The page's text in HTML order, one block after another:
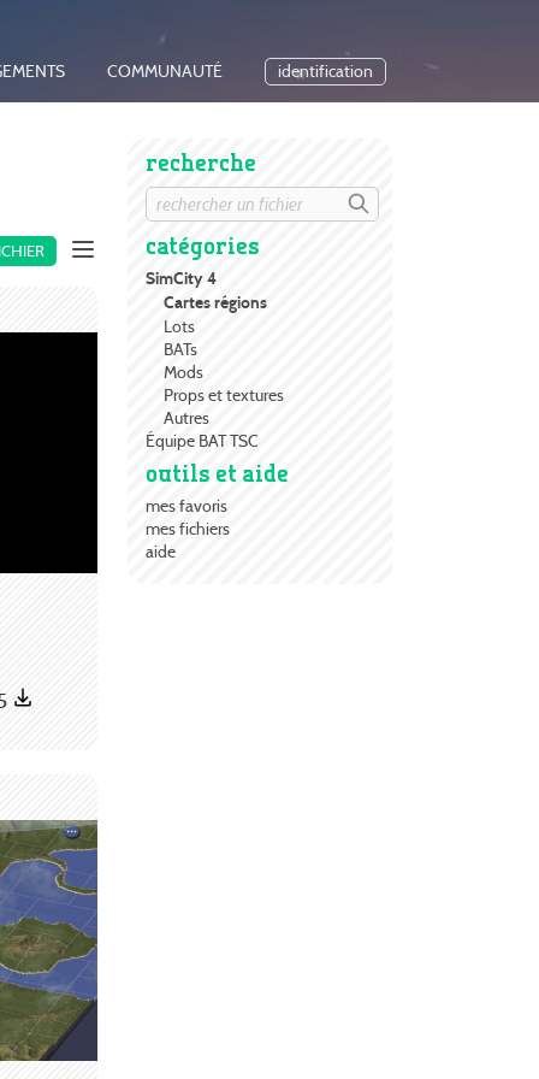
COMMUNAUTÉ identification
recherche
catégories
SimCity 4
Cartes régions
Lots
BATs
Mods
Props et textures
Autres
Équipe BAT TSC
outils et aide
mes favoris
mes fichiers
aide